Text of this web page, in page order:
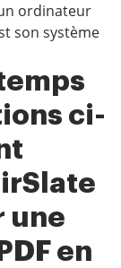
ordinateur
son système
ci-
une
en